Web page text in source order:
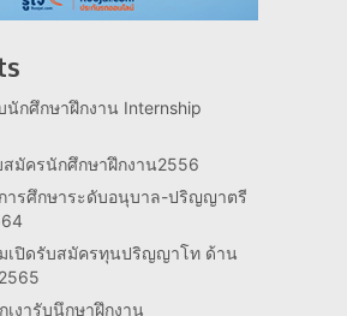
นักศึกษาฝึกงาน Internship
มัครนักศึกษาฝึกงาน2556
ารศึกษาระดับอนุบาล-ปริญญาตรี
เปิดรับสมัครทุนปริญญาโท ด้าน
เงารับนึกษาฝึกงาน